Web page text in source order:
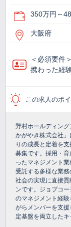
350万円～
大阪府
＜必須要件
携わった経
この求人のポ
野村ホールディン
かがやき株式会社
りの成長と定着を
募集です。採用・
ったマネジメント
受託する多様な業
社会の実現に直接
ンです。ジョブコ
のマネジメント経
がらメンバーを支
定基盤を両立したキ